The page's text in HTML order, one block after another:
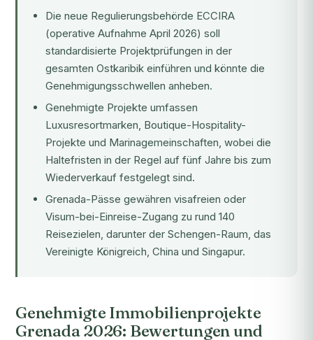
Die neue Regulierungsbehörde ECCIRA
(operative Aufnahme April 2026) soll
standardisierte Projektprüfungen in der
gesamten Ostkaribik einführen und könnte die
Genehmigungsschwellen anheben.
Genehmigte Projekte umfassen
Luxusresortmarken, Boutique-Hospitality-
Projekte und Marinagemeinschaften, wobei die
Haltefristen in der Regel auf fünf Jahre bis zum
Wiederverkauf festgelegt sind.
Grenada-Pässe gewähren visafreien oder
Visum-bei-Einreise-Zugang zu rund 140
Reisezielen, darunter der Schengen-Raum, das
Vereinigte Königreich, China und Singapur.
Genehmigte Immobilienprojekte
Grenada 2026: Bewertungen und